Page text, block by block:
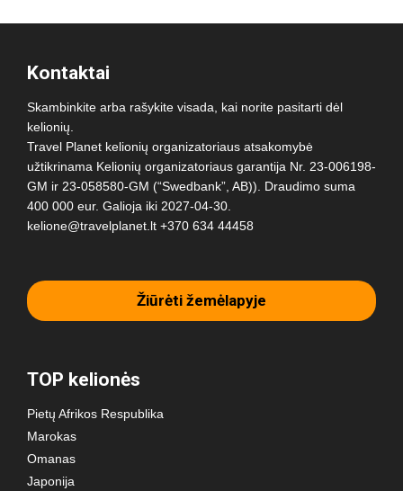
Kontaktai
Skambinkite arba rašykite visada, kai norite pasitarti dėl
kelionių.
Travel Planet kelionių organizatoriaus atsakomybė
užtikrinama Kelionių organizatoriaus garantija Nr. 23-006198-
GM ir 23-058580-GM (“Swedbank”, AB)). Draudimo suma
400 000 eur. Galioja iki 2027-04-30.
kelione@travelplanet.lt +370 634 44458
Žiūrėti žemėlapyje
TOP kelionės
Pietų Afrikos Respublika
Marokas
Omanas
Japonija